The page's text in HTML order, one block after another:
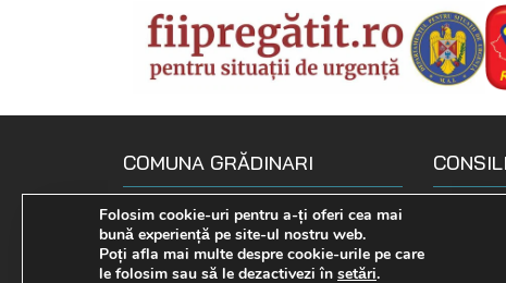
COMUNA GRĂDINARI
Loc. Gradinari, str. Principala, Nr.
190
0255 575 722
Comisii
Folosim cookie-uri pentru a-ți oferi cea mai
bună experiență pe site-ul nostru web.
Poți afla mai multe despre cookie-urile pe care
le folosim sau să le dezactivezi în setări.